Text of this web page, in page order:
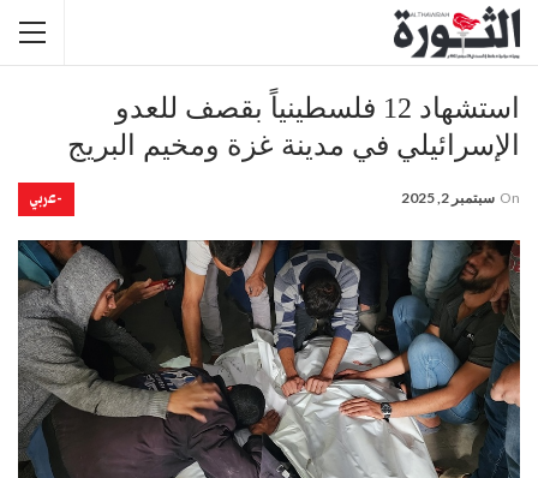
استشهاد 12 فلسطينياً بقصف للعدو
الإسرائيلي في مدينة غزة ومخيم البريج
-عربي On سبتمبر 2, 2025